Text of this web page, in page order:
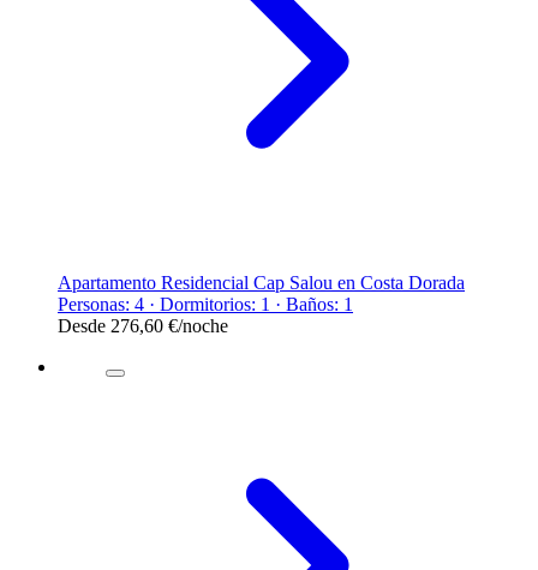
Apartamento Residencial Cap Salou en Costa Dorada
Personas: 4 · Dormitorios: 1 · Baños: 1
Desde 276,60 €/noche